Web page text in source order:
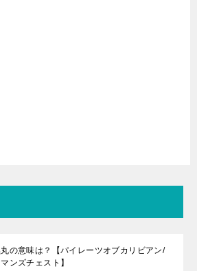
の意味は？【パイレーツオブカリビアン/
ンズチェスト】